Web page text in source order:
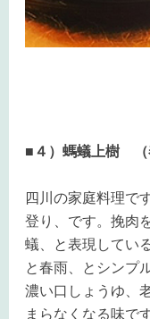
■４）螞蟻上樹
四川の家庭料理で
登り、です。挽肉
蟻、と表現してい
と春雨、とシンプ
濃い口しょうゆ、
まらなくなる味で